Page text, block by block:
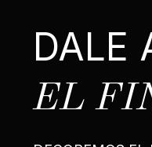
DALE
EL